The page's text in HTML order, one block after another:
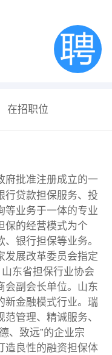
在招职位
政府批准注册成立的一
行贷款担保服务、投
等业务于一体的专业
保的经营模式为个
银行担保等业务。
发展改革委员会指定
东省担保行业协会
会副会长单位。山东
新金融模式行业。瑞
管理、精诚服务、
、致远”的企业宗
造良性的融资担保体